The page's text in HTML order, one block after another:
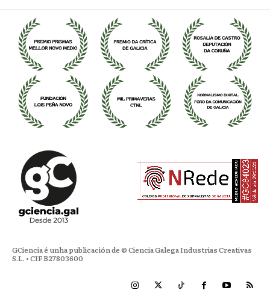
GCiencia é unha publicación de © Ciencia Galega Industrias Creativas
S.L. • CIF B27803600